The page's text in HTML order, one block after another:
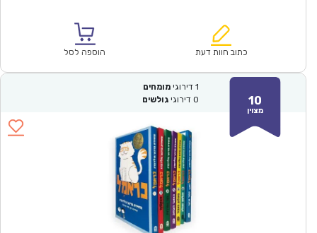
₪484.00.
הוא:
כתוב חוות דעת הוספה לסל
10
מצוין
1 דירוגי מומחים
0 דירוגי גולשים